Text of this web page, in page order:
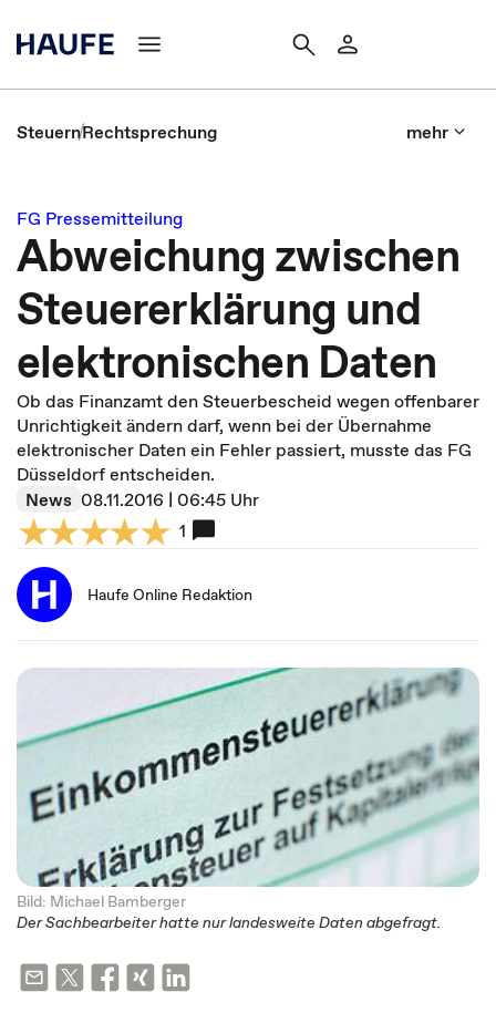
SteuernRechtsprechung mehr
FG Pressemitteilung
Abweichung zwischen
Steuererklärung und
elektronischen Daten
Ob das Finanzamt den Steuerbescheid wegen offenbarer
Unrichtigkeit ändern darf, wenn bei der Übernahme
elektronischer Daten ein Fehler passiert, musste das FG
Düsseldorf entscheiden.
News 08.11.2016 | 06:45 Uhr
1
Haufe Online Redaktion
Bild: Michael Bamberger
Der Sachbearbeiter hatte nur landesweite Daten abgefragt.